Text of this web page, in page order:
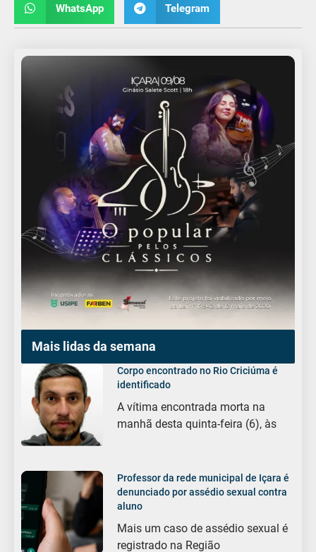
WhatsApp Telegram
Mais lidas da semana
Corpo encontrado no Rio Criciúma é
identificado
A vítima encontrada morta na
manhã desta quinta-feira (6), às
Professor da rede municipal de Içara é
denunciado por assédio sexual contra
aluno
Mais um caso de assédio sexual é
registrado na Região